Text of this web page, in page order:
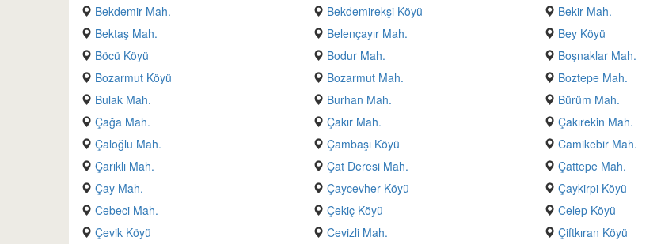
Bekdemir Mah.
Bekdemirekşi Köyü Bekir Mah.
Bektaş Mah.
Belençayır Mah. Bey Köyü
Böcü Köyü
Bodur Mah. Boşnaklar Mah.
Bozarmut Köyü
Bozarmut Mah. Boztepe Mah.
Bulak Mah.
Burhan Mah. Bürüm Mah.
Çağa Mah.
Çakır Mah. Çakırekin Mah.
Çaloğlu Mah.
Çambaşı Köyü Camikebir Mah.
Çarıklı Mah.
Çat Deresi Mah. Çattepe Mah.
Çay Mah.
Çaycevher Köyü Çaykirpi Köyü
Cebeci Mah.
Çekiç Köyü Celep Köyü
Çevik Köyü
Cevizli Mah. Çiftkıran Köyü